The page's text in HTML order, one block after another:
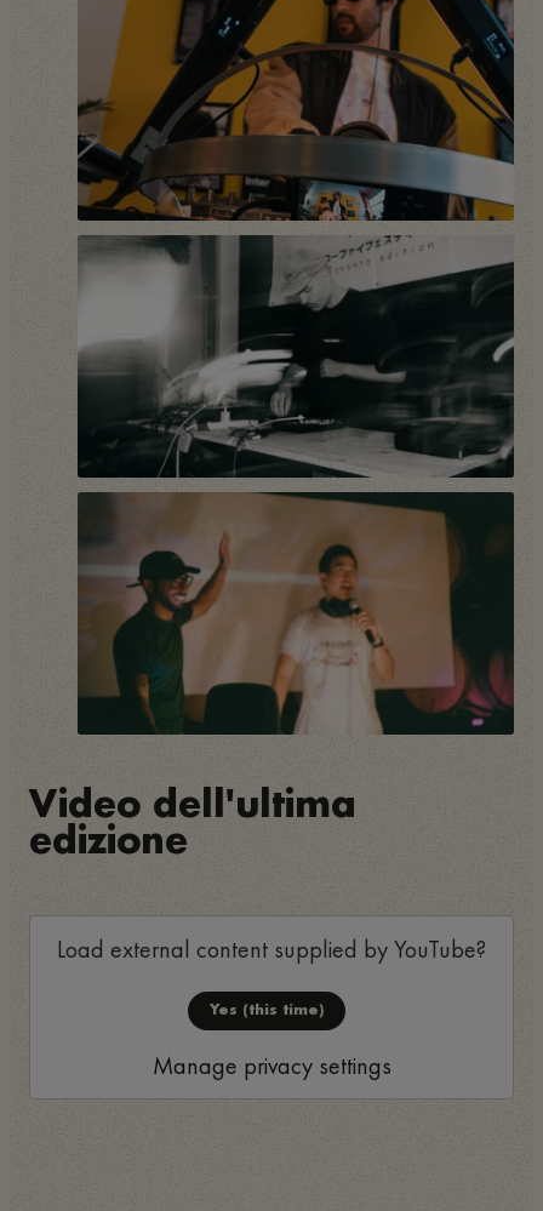
Video dell'ultima
edizione
Load external content supplied byYouTube?
Yes (this time)
Manage privacy settings